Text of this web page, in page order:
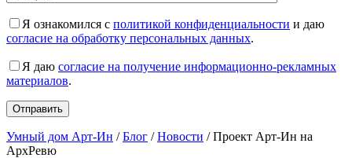
Я ознакомился с политикой конфиденциальности и даю
согласие на обработку персональных данных.
Я даю согласие на получение информационно-рекламных
материалов.
Умный дом Арт-Ин /Блог /Новости /Проект Арт-Ин на
АрхРевю